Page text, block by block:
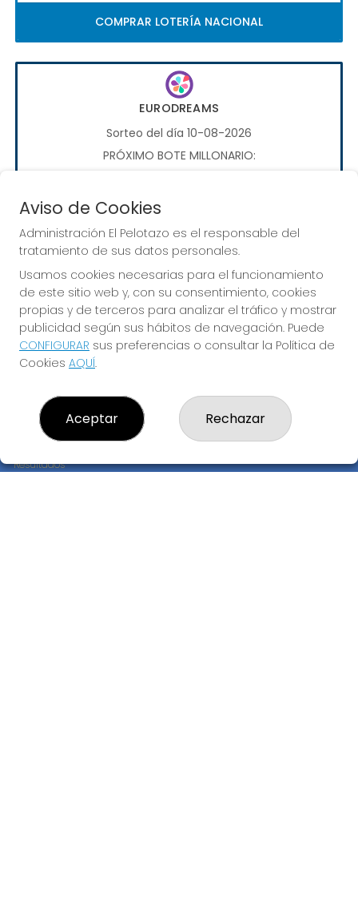
COMPRAR LOTERÍA NACIONAL
EURODREAMS
Sorteo del día 10-08-2026
PRÓXIMO BOTE MILLONARIO:
JUGAR EURODREAMS
Imagen anterior
ADMINISTRACIÓN EL PELOTAZO
¿Quiénes somos?
Resultados
Aviso de Cookies
Administración El Pelotazo es el responsable del
tratamiento de sus datos personales.
Usamos cookies necesarias para el funcionamiento
de este sitio web y, con su consentimiento, cookies
propias y de terceros para analizar el tráfico y mostrar
publicidad según sus hábitos de navegación. Puede
CONFIGURAR sus preferencias o consultar la Política de
Cookies AQUÍ.
Aceptar Rechazar